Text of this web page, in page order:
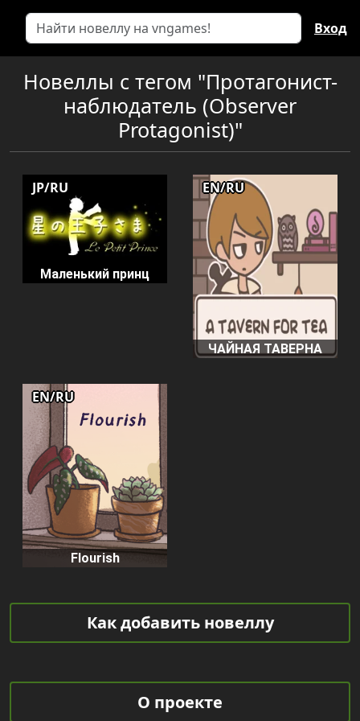
Вход
Новеллы с тегом "Протагонист-
наблюдатель (Observer
Protagonist)"
Маленький принц
JP/RU
ЧАЙНАЯ ТАВЕРНА
EN/RU
Flourish
EN/RU
Как добавить новеллу
О проекте